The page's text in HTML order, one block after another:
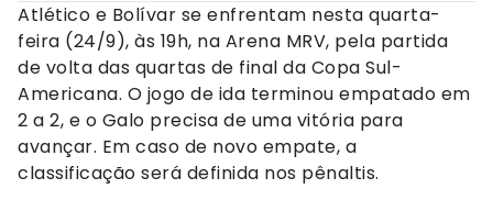
Atlético e Bolívar se enfrentam nesta quarta-
feira (24/9), às 19h, na Arena MRV, pela partida
de volta das quartas de final da Copa Sul-
Americana. O jogo de ida terminou empatado em
2 a 2, e o Galo precisa de uma vitória para
avançar. Em caso de novo empate, a
classificação será definida nos pênaltis.